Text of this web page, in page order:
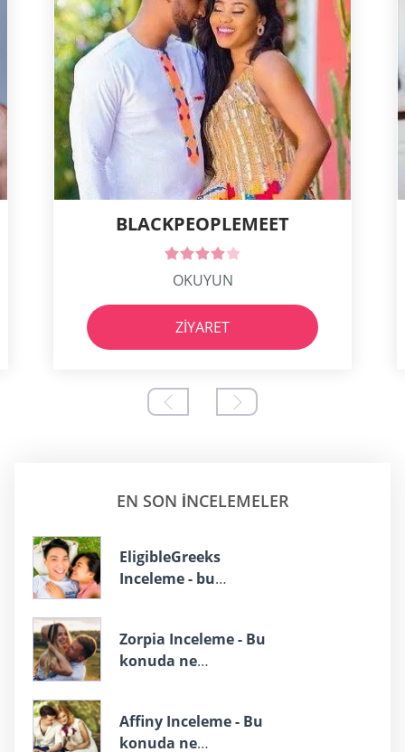
BLACKPEOPLEMEET
OKUYUN
ZIYARET
EN SON INCELEMELER
EligibleGreeks
Inceleme - bu
Zorpia Inceleme - Bu
konuda ne
Affiny Inceleme - Bu
konuda ne